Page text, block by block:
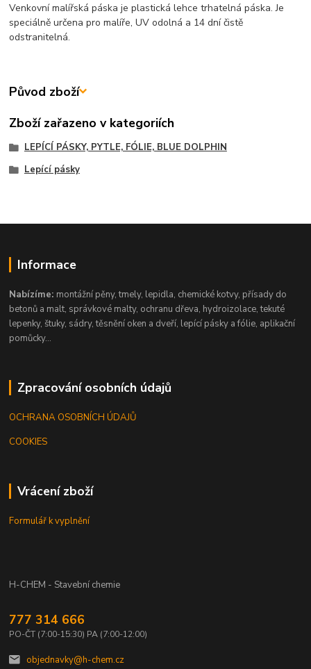
Venkovní malířská páska je plastická lehce trhatelná páska. Je
speciálně určena pro malíře, UV odolná a 14 dní čistě
odstranitelná.
Původ zboží
Zboží zařazeno v kategoriích
LEPÍCÍ PÁSKY, PYTLE, FÓLIE, BLUE DOLPHIN
Lepící pásky
Informace
Nabízíme: montážní pěny, tmely, lepidla, chemické kotvy, přísady do
betonů a malt, správkové malty, ochranu dřeva, hydroizolace, tekuté
lepenky, štuky, sádry, těsnění oken a dveří, lepící pásky a fólie, aplikační
pomůcky...
Zpracování osobních údajů
OCHRANA OSOBNÍCH ÚDAJŮ
COOKIES
Vrácení zboží
Formulář k vyplnění
H-CHEM - Stavební chemie
777 314 666
PO-ČT (7:00-15:30) PA (7:00-12:00)
objednavky@h-chem.cz